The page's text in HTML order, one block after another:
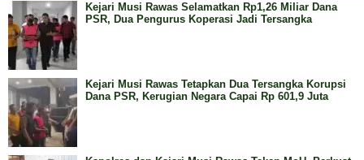
Kejari Musi Rawas Selamatkan Rp1,26 Miliar Dana
PSR, Dua Pengurus Koperasi Jadi Tersangka
Kejari Musi Rawas Tetapkan Dua Tersangka Korupsi
Dana PSR, Kerugian Negara Capai Rp 601,9 Juta